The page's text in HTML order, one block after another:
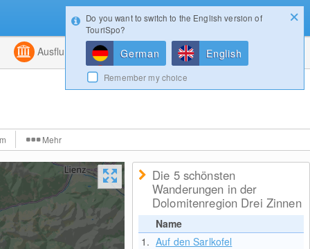
Kombiniert
Ausflugsziele Magazin
Mehr
Die 5 schönsten
Wanderungen in der
Dolomitenregion Drei Zinnen
Name
1. Auf den Sarlkofel
Login
Do you want to switch to the English version of
TouriSpo?
German English
Remember my choice
Konfigurator Gewinnspiele